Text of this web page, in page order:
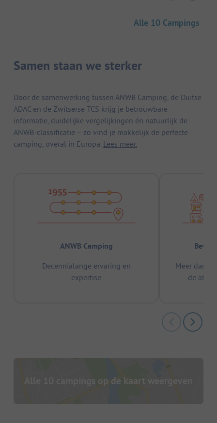
Alle 10 Campings
Samen staan we sterker
Door de samenwerking tussen ANWB Camping, de Duitse
ADAC en de Zwitserse TCS krijg je betrouwbare
informatie, duidelijke vergelijkingen én natuurlijk de
ANWB-classificatie – zo vind je makkelijk de perfecte
camping, overal in Europa. Lees meer.
ANWB Camping
Decennialange ervaring en
expertise
Meer dan
de
Alle 10 campings op de kaart weergeven